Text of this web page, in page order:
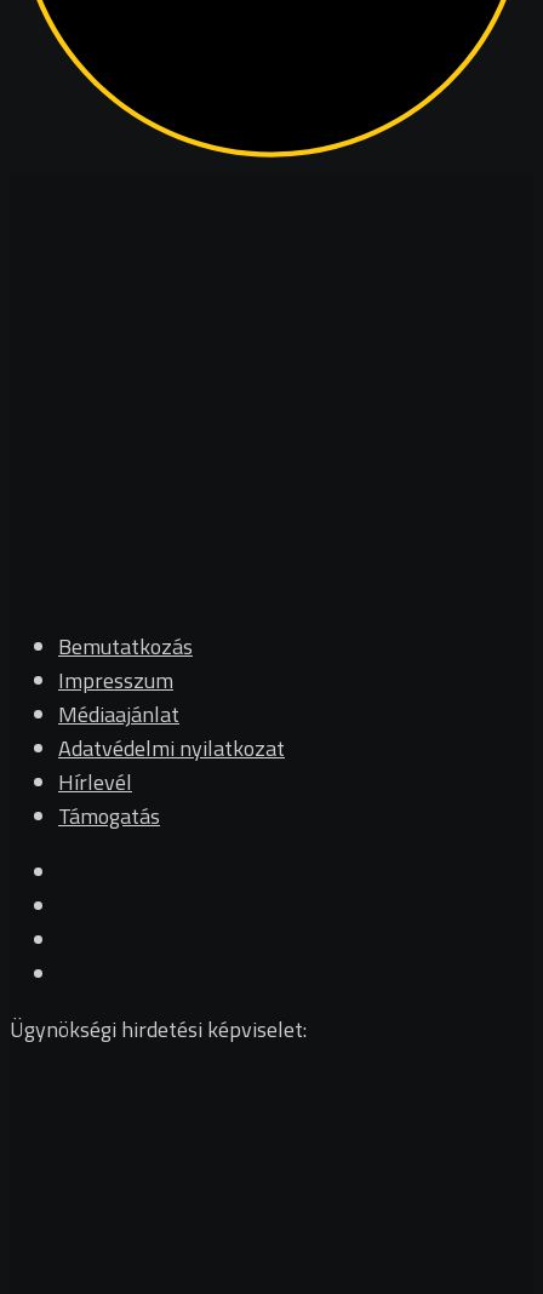
Bemutatkozás
Impresszum
Médiaajánlat
Adatvédelmi nyilatkozat
Hírlevél
Támogatás
Ügynökségi hirdetési képviselet: